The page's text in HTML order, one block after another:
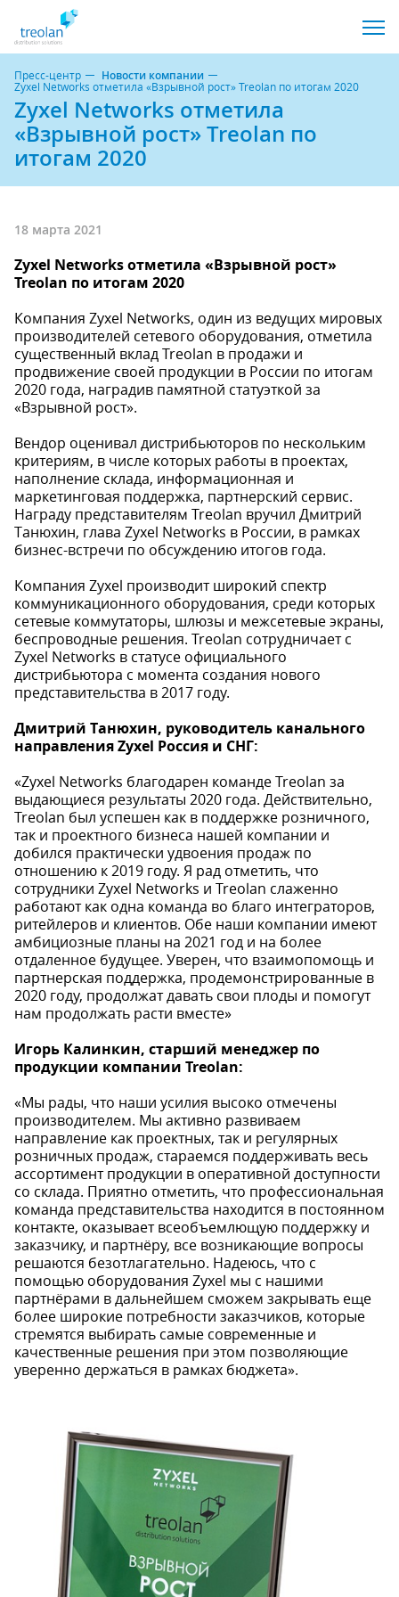
Пресс-центр Новости компании
Zyxel Networks отметила «Взрывной рост» Treolan по итогам 2020
Zyxel Networks отметила
«Взрывной рост» Treolan по
итогам 2020
18 марта 2021
Zyxel Networks отметила «Взрывной рост»
Treolan по итогам 2020
Компания Zyxel Networks, один из ведущих мировых
производителей сетевого оборудования, отметила
существенный вклад Treolan в продажи и
продвижение своей продукции в России по итогам
2020 года, наградив памятной статуэткой за
«Взрывной рост».
Вендор оценивал дистрибьюторов по нескольким
критериям, в числе которых работы в проектах,
наполнение склада, информационная и
маркетинговая поддержка, партнерский сервис.
Награду представителям Treolan вручил Дмитрий
Танюхин, глава Zyxel Networks в России, в рамках
бизнес-встречи по обсуждению итогов года.
Компания Zyxel производит широкий спектр
коммуникационного оборудования, среди которых
сетевые коммутаторы, шлюзы и межсетевые экраны,
беспроводные решения. Treolan сотрудничает с
Zyxel Networks в статусе официального
дистрибьютора с момента создания нового
представительства в 2017 году.
Дмитрий Танюхин, руководитель канального
направления Zyxel Россия и СНГ:
«Zyxel Networks благодарен команде Treolan за
выдающиеся результаты 2020 года. Действительно,
Treolan был успешен как в поддержке розничного,
так и проектного бизнеса нашей компании и
добился практически удвоения продаж по
отношению к 2019 году. Я рад отметить, что
сотрудники Zyxel Networks и Treolan слаженно
работают как одна команда во благо интеграторов,
ритейлеров и клиентов. Обе наши компании имеют
амбициозные планы на 2021 год и на более
отдаленное будущее. Уверен, что взаимопомощь и
партнерская поддержка, продемонстрированные в
2020 году, продолжат давать свои плоды и помогут
нам продолжать расти вместе»
Игорь Калинкин, старший менеджер по
продукции компании Treolan:
«Мы рады, что наши усилия высоко отмечены
производителем. Мы активно развиваем
направление как проектных, так и регулярных
розничных продаж, стараемся поддерживать весь
ассортимент продукции в оперативной доступности
со склада. Приятно отметить, что профессиональная
команда представительства находится в постоянном
контакте, оказывает всеобъемлющую поддержку и
заказчику, и партнёру, все возникающие вопросы
решаются безотлагательно. Надеюсь, что с
помощью оборудования Zyxel мы с нашими
партнёрами в дальнейшем сможем закрывать еще
более широкие потребности заказчиков, которые
стремятся выбирать самые современные и
качественные решения при этом позволяющие
уверенно держаться в рамках бюджета».